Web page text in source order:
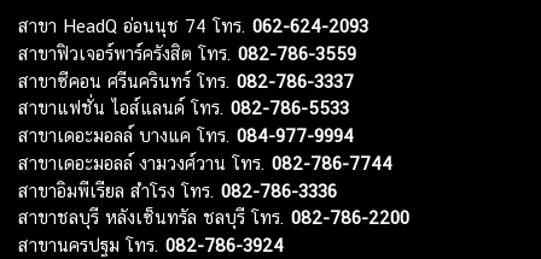
สาขา HeadQ อ่อนนุช 74 โทร. 062-624-2093
สาขาฟิวเจอร์พาร์ครังสิต โทร. 082-786-3559
สาขาซีคอน ศรีนครินทร์ โทร. 082-786-3337
สาขาแฟชั่น ไอส์แลนด์ โทร. 082-786-5533
สาขาเดอะมอลล์ บางแค โทร. 084-977-9994
สาขาเดอะมอลล์ งามวงศ์วาน โทร. 082-786-7744
สาขาอิมพีเรียล สำโรง โทร. 082-786-3336
สาขาชลบุรี หลังเซ็นทรัล ชลบุรี โทร. 082-786-2200
สาขานครปฐม โทร. 082-786-3924